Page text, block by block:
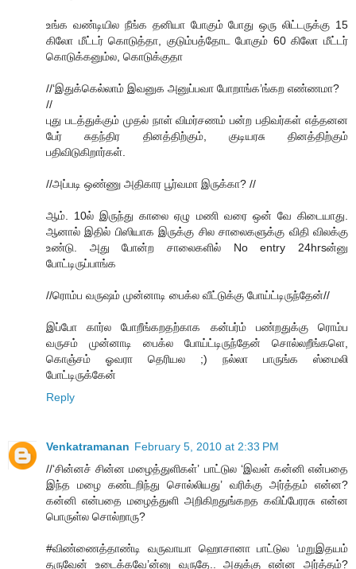
உங்க வண்டியில நீங்க தனியா போகும் போது ஒரு லிட்டருக்கு 15
கிலோ மீட்டர் கொடுத்தா, குடும்பத்தோட போகும் 60 கிலோ மீட்டர்
கொடுக்கனும்ல, கொடுக்குதா
//‘இதுக்கெல்லாம் இவனுக அனுப்பவா போறாங்க’ங்கற எண்ணமா?
//
புது படத்துக்கும் முதல் நாள் விமர்சணம் பன்ற பதிவர்கள் எத்தனன
பேர் சுதந்திர தினத்திற்கும், குடியரசு தினத்திற்கும்
பதிவிடுகிறார்கள்.
//அப்படி ஒண்ணு அதிகார பூர்வமா இருக்கா? //
ஆம். 10ல் இருந்து காலை ஏழு மணி வரை ஒன் வே கிடையாது.
ஆனால் இதில் பிஸியாக இருக்கு சில சாலைகளுக்கு விதி விலக்கு
உண்டு. அது போன்ற சாலைகளில் No entry 24hrsன்னு
போட்டிருப்பாங்க
//ரொம்ப வருஷம் முன்னாடி பைக்ல வீட்டுக்கு போய்ட்டிருந்தேன்//
இப்போ கார்ல போறீங்கறதற்காக கன்பர்ம் பண்றதுக்கு ரொம்ப
வருசம் முன்னாடி பைக்ல போய்ட்டிருந்தேன் சொல்லறீங்களெ,
கொஞ்சம் ஓவரா தெரியல ;) நல்லா பாருங்க ஸ்மைலி
போட்டிருக்கேன்
Reply
Venkatramanan February 5, 2010 at 2:33 PM
//‘சின்னச் சின்ன மழைத்துளிகள்’ பாட்டுல ‘இவள் கன்னி என்பதை
இந்த மழை கண்டறிந்து சொல்லியது’ வரிக்கு அர்த்தம் என்ன?
கன்னி என்பதை மழைத்துளி அறிகிறதுங்கறத கவிப்பேரரசு என்ன
பொருள்ல சொல்றாரு?
#விண்ணைத்தாண்டி வருவாயா ஹொசானா பாட்டுல ‘மறுஇதயம்
தருவேன் உடைக்கவே’ன்னு வருதே.. அதுக்கு என்ன அர்த்தம்?